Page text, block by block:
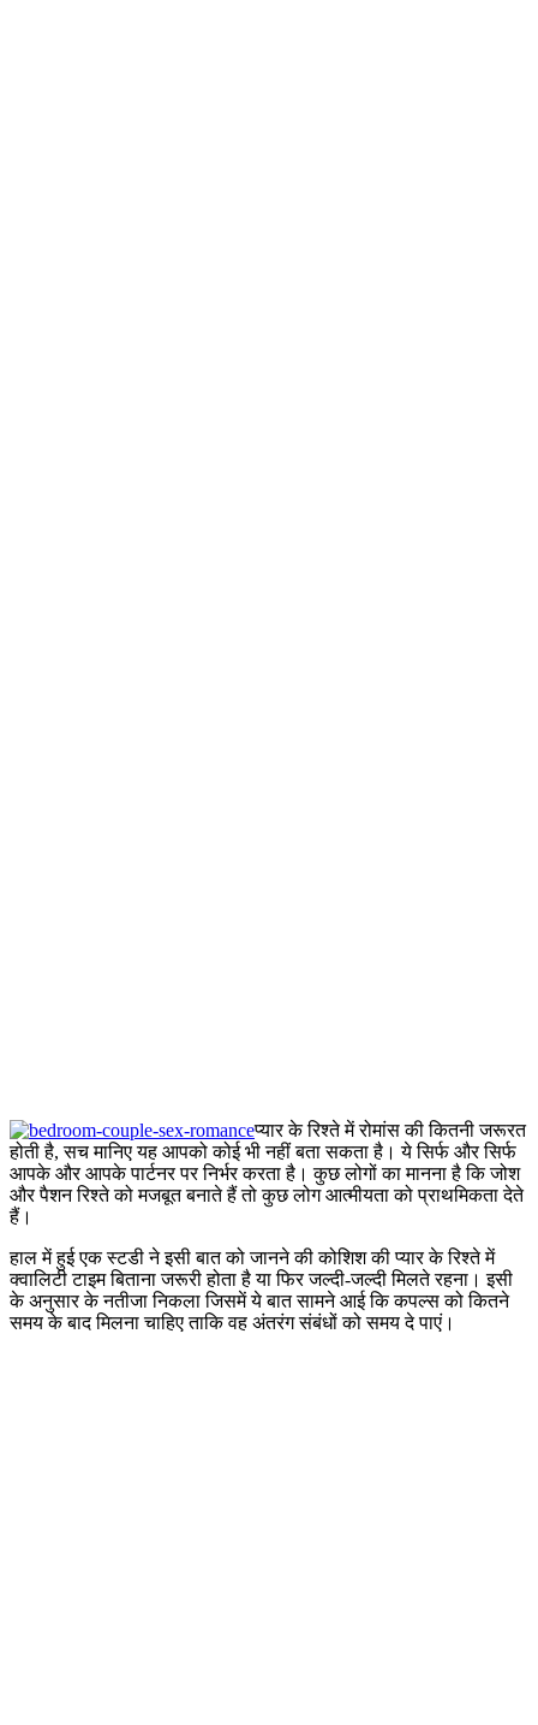
प्यार के रिश्ते में रोमांस की कितनी जरूरत
होती है, सच मानिए यह आपको कोई भी नहीं बता सकता है। ये सिर्फ और सिर्फ
आपके और आपके पार्टनर पर निर्भर करता है। कुछ लोगों का मानना है कि जोश
और पैशन रिश्ते को मजबूत बनाते हैं तो कुछ लोग आत्मीयता को प्राथमिकता देते
हैं।
हाल में हुई एक स्टडी ने इसी बात को जानने की कोशिश की प्यार के रिश्ते में
क्वालिटी टाइम बिताना जरूरी होता है या फिर जल्दी-जल्दी मिलते रहना। इसी
के अनुसार के नतीजा निकला जिसमें ये बात सामने आई कि कपल्स को कितने
समय के बाद मिलना चाहिए ताकि वह अंतरंग संबंधों को समय दे पाएं।